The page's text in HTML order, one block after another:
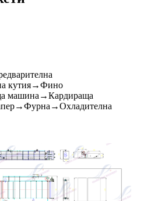
кутия→Фино
машина→Кардираща